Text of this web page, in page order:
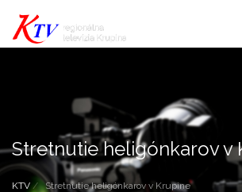
Stretnutie heligónkarov v
KTV Stretnutie heligónkarov v Krupine